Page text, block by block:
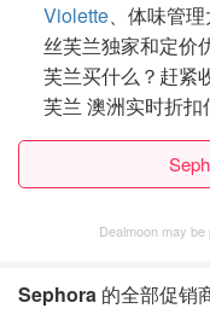
Violette、体味管
丝芙兰独家和定价
芙兰买什么？赶紧
芙兰 澳洲实时折扣
Dealmoon may
Sephora 的全部促销